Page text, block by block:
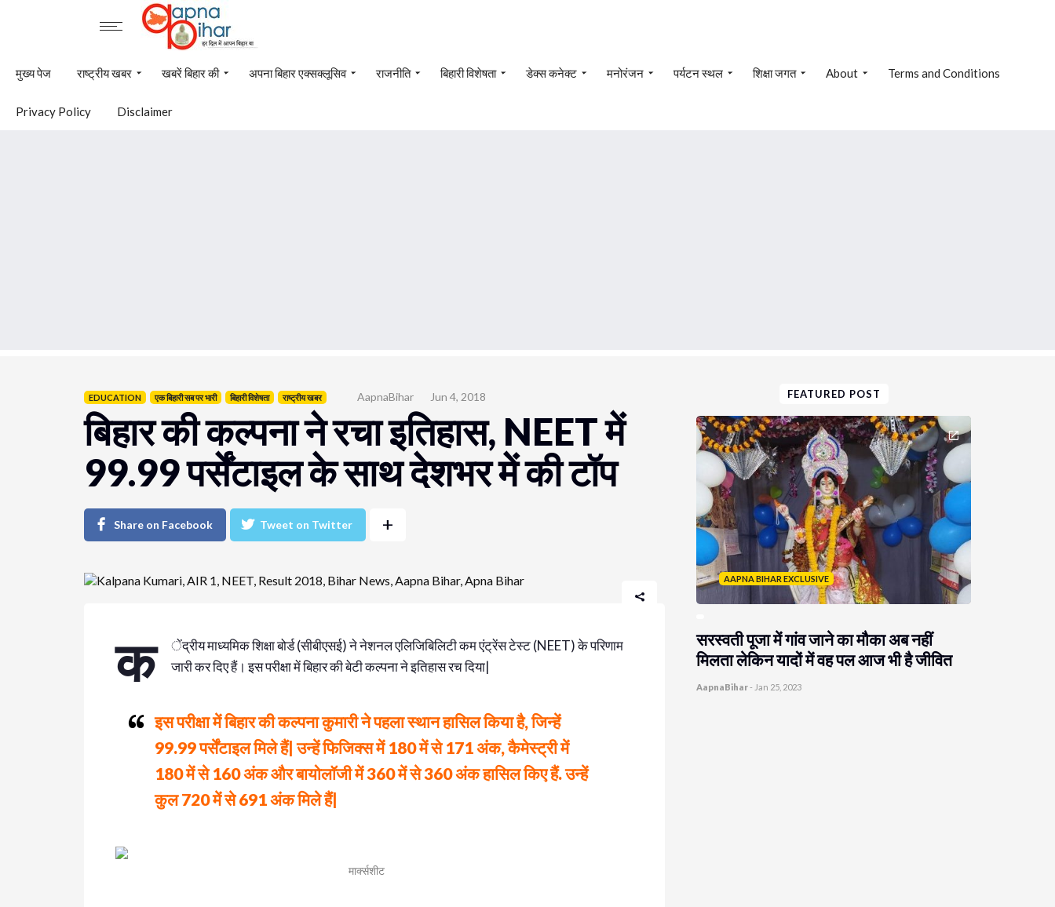
मुख्य पेज राष्ट्रीय खबर खबरें बिहार की अपना बिहार एक्सक्लूसिव राजनीति बिहारी विशेषता डेक्स कनेक्ट मनोरंजन पर्यटन स्थल शिक्षा जगत About Terms and Conditions
Privacy Policy Disclaimer
EDUCATION एक बिहारी सब पर भारी बिहारी विशेषता राष्ट्रीय खबर AapnaBihar Jun 4, 2018
बिहार की कल्पना ने रचा इतिहास, NEET में
99.99 पर्सेंटाइल के साथ देशभर में की टॉप
Share on Facebook Tweet on Twitter +
क
ेंद्रीय माध्यमिक शिक्षा बोर्ड (सीबीएसई) ने नेशनल एलिजिबिलिटी कम एंट्रेंस टेस्ट (NEET) के परिणाम
जारी कर दिए हैं। इस परीक्षा में बिहार की बेटी कल्पना ने इतिहास रच दिया|
इस परीक्षा में बिहार की कल्पना कुमारी ने पहला स्थान हासिल किया है, जिन्हें
99.99 पर्सेंटाइल मिले हैं| उन्हें फिजिक्स में 180 में से 171 अंक, कैमेस्ट्री में
180 में से 160 अंक और बायोलॉजी में 360 में से 360 अंक हासिल किए हैं. उन्हें
कुल 720 में से 691 अंक मिले हैं|
मार्क्सशीट
FEATURED POST
AAPNA BIHAR EXCLUSIVE
सरस्वती पूजा में गांव जाने का मौका अब नहीं
मिलता लेकिन यादों में वह पल आज भी है जीवित
AapnaBihar- Jan 25, 2023